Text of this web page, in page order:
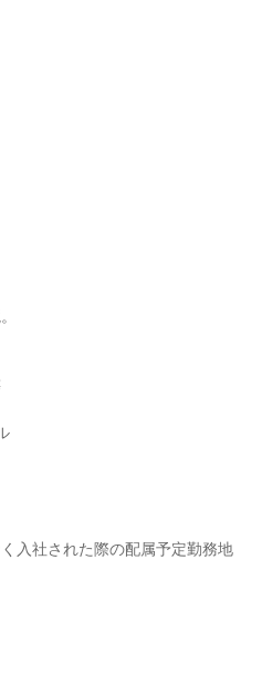
入社された際の配属予定勤務地